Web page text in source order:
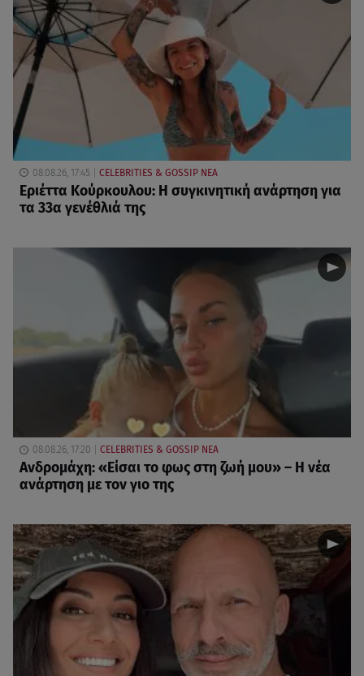
08.08.26, 17:45 CELEBRITIES & GOSSIP ΝΕΑ
Εριέττα Κούρκουλου: Η συγκινητική ανάρτηση για
τα 33α γενέθλιά της
08.08.26, 17:20 CELEBRITIES & GOSSIP ΝΕΑ
Ανδρομάχη: «Είσαι το φως στη ζωή μου» – Η νέα
ανάρτηση με τον γιο της